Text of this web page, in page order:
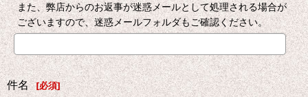
また、弊店からのお返事が迷惑メールとして処理される場合が
ございますので、迷惑メールフォルダもご確認ください。
件名 [必須]